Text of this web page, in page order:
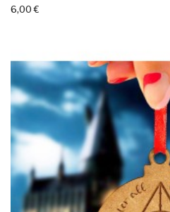
6,00 €